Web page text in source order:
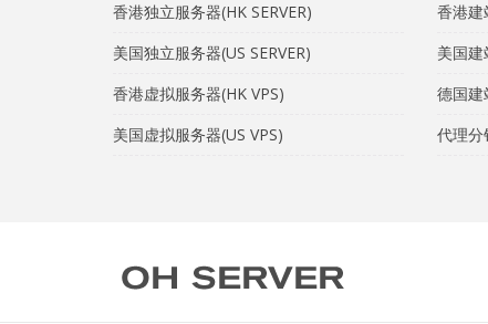
香港独立服务器(HK SERVER)
美国独立服务器(US SERVER)
香港虚拟服务器(HK VPS)
美国虚拟服务器(US VPS)
香港
美国
德国
代理分